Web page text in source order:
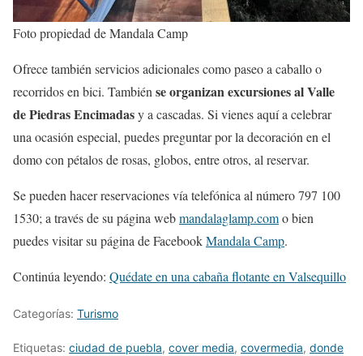
Foto propiedad de Mandala Camp
Ofrece también servicios adicionales como paseo a caballo o
recorridos en bici. También se organizan excursiones al Valle
de Piedras Encimadasy a cascadas. Si vienes aquí a celebrar
una ocasión especial, puedes preguntar por la decoración en el
domo con pétalos de rosas, globos, entre otros, al reservar.
Se pueden hacer reservaciones vía telefónica al número 797 100
1530; a través de su página webmandalaglamp.como bien
puedes visitar su página de FacebookMandala Camp.
Continúa leyendo: Quédate en una cabaña flotante en Valsequillo
Categorías: Turismo
Etiquetas: ciudad de puebla, cover media, covermedia, donde